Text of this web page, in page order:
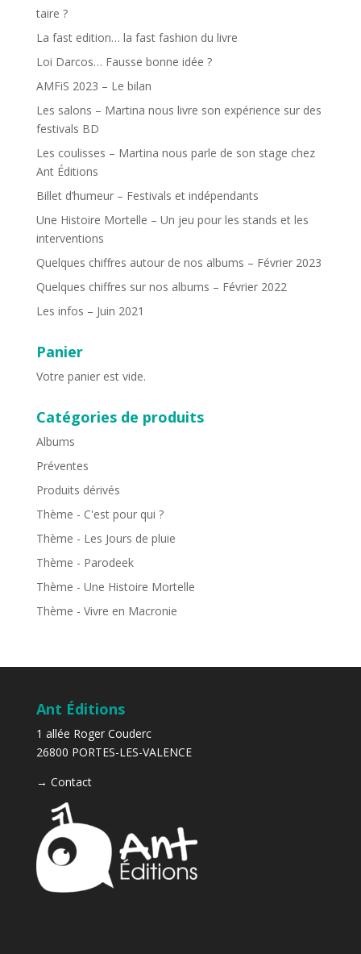
taire ?
La fast edition… la fast fashion du livre
Loi Darcos… Fausse bonne idée ?
AMFiS 2023 – Le bilan
Les salons – Martina nous livre son expérience sur des
festivals BD
Les coulisses – Martina nous parle de son stage chez
Ant Éditions
Billet d’humeur – Festivals et indépendants
Une Histoire Mortelle – Un jeu pour les stands et les
interventions
Quelques chiffres autour de nos albums – Février 2023
Quelques chiffres sur nos albums – Février 2022
Les infos – Juin 2021
Panier
Votre panier est vide.
Catégories de produits
Albums
Préventes
Produits dérivés
Thème - C'est pour qui ?
Thème - Les Jours de pluie
Thème - Parodeek
Thème - Une Histoire Mortelle
Thème - Vivre en Macronie
Ant Éditions
1 allée Roger Couderc
26800 PORTES-LES-VALENCE
→ Contact